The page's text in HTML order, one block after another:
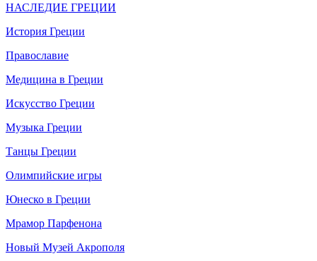
НАСЛЕДИЕ ГРЕЦИИ
История Греции
Православие
Медицина в Греции
Искусство Греции
Музыка Греции
Танцы Греции
Олимпийские игры
Юнеско в Греции
Мрамор Парфенона
Новый Музей Акрополя